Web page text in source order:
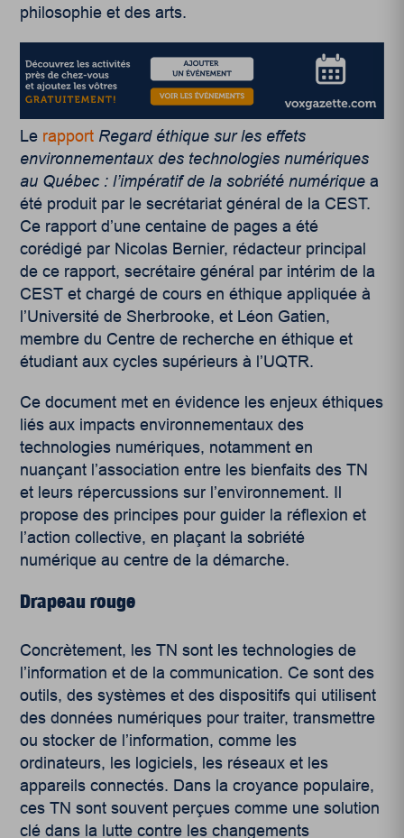
philosophie et des arts.
Le rapport Regard éthique sur les effets
environnementaux des technologies numériques
au Québec : l’impératif de la sobriété numérique a
été produit par le secrétariat général de la CEST.
Ce rapport d’une centaine de pages a été
corédigé par Nicolas Bernier, rédacteur principal
de ce rapport, secrétaire général par intérim de la
CEST et chargé de cours en éthique appliquée à
l’Université de Sherbrooke, et Léon Gatien,
membre du Centre de recherche en éthique et
étudiant aux cycles supérieurs à l’UQTR.
Ce document met en évidence les enjeux éthiques
liés aux impacts environnementaux des
technologies numériques, notamment en
nuançant l’association entre les bienfaits des TN
et leurs répercussions sur l’environnement. Il
propose des principes pour guider la réflexion et
l’action collective, en plaçant la sobriété
numérique au centre de la démarche.
Drapeau rouge
Concrètement, les TN sont les technologies de
l’information et de la communication. Ce sont des
outils, des systèmes et des dispositifs qui utilisent
des données numériques pour traiter, transmettre
ou stocker de l’information, comme les
ordinateurs, les logiciels, les réseaux et les
appareils connectés. Dans la croyance populaire,
ces TN sont souvent perçues comme une solution
clé dans la lutte contre les changements